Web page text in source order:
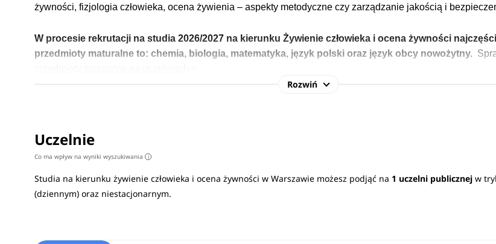
żywności, fizjologia człowieka, ocena żywienia – aspekty metodyczne czy zarządzanie jakością i
W procesie rekrutacji na studia 2026/2027 na kierunku Żywienie człowieka i ocena żywności
przedmioty maturalne to:chemia, biologia, matematyka, język polski oraz język obcy nowożytny.
zajmujących się analizą i oceną produktów spożywczych, a nawet w przedsiębiorstwach produkcyjnych i
branży spożywczej.Zobacz
Rozwiń
Uczelnie
Co ma wpływ na wyniki wyszukiwania i
Studia na kierunku żywienie człowieka i ocena żywności w Warszawie możesz podjąć na 1 uczelni publicznej w
(dziennym) oraz niestacjonarnym.